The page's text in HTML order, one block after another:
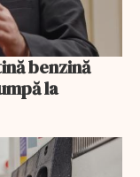
benzină
la